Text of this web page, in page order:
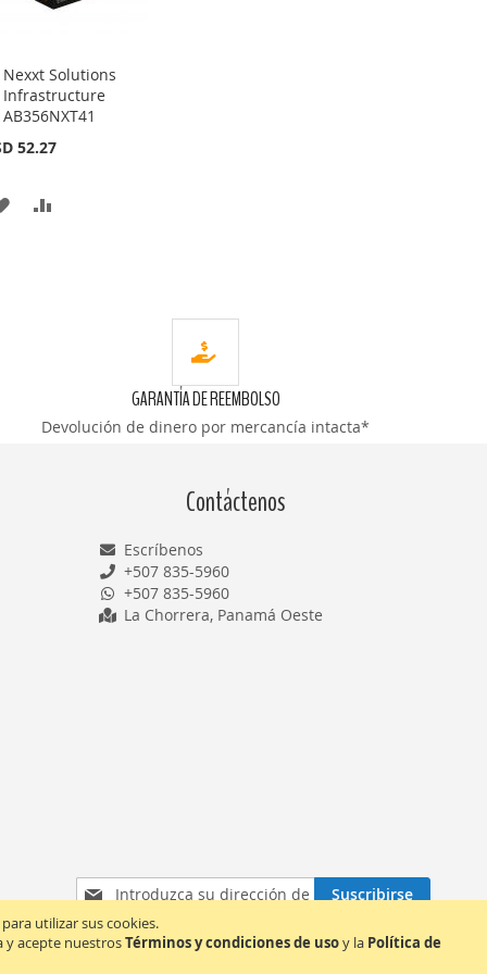
utilizar sus cookies.
y acepte nuestrosTérminos y condiciones de usoy la Política de
Nexxt Solutions
Infrastructure
AB356NXT41
52.27
Añadir
al
carrito
AÑADIR
GARANTÍA DE REEMBOLSO
Devolución de dinero por mercancía intacta*
Contáctenos
Escríbenos
+507 835-5960
+507 835-5960
La Chorrera, Panamá Oeste
Inscríbase
nuestro
boletín
Suscribirse